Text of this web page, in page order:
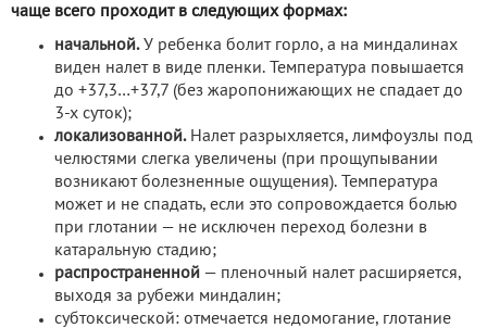
чаще всего проходит в следующих формах:
начальной.У ребенка болит горло, а на миндалинах
виден налет в виде пленки. Температура повышается
до +37,3…+37,7 (без жаропонижающих не спадает до
3-х суток);
локализованной.Налет разрыхляется, лимфоузлы под
челюстями слегка увеличены (при прощупывании
возникают болезненные ощущения). Температура
может и не спадать, если это сопровождается болью
при глотании — не исключен переход болезни в
катаральную стадию;
распространенной — пленочный налет расширяется,
выходя за рубежи миндалин;
субтоксической: отмечается недомогание, глотание